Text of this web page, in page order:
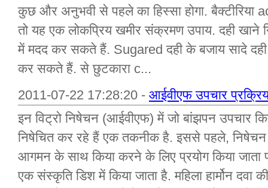
कुछ और अनुभवी से पहले का हिस्सा होगा. बैक्टीरिया
तो यह एक लोकप्रिय खमीर संक्रमण उपाय. दही
में मदद कर सकते हैं. Sugared दही के बजाय सादे दही
कर सकते हैं. से छुटकारा c...
2011-07-22 17:28:20 - आईवीएफ उपचार
इन विट्रो निषेचन (आईवीएफ) में जो बांझपन उपचार
निषेचित कर रहे हैं एक तकनीक है. इससे पहले,
आगमन के साथ किया करने के लिए प्रयोग किया जाता
एक संस्कृति डिश में किया जाता है. महिला हार्मोन दवा